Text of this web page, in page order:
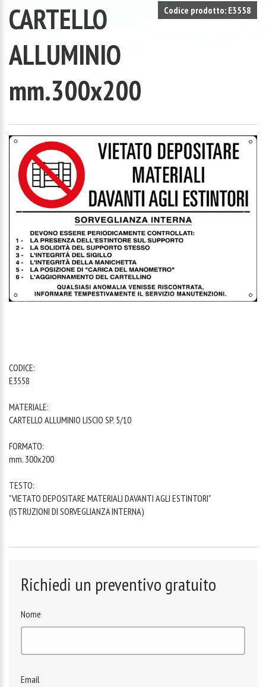
Codice prodotto: E3558
CARTELLO
ALLUMINIO
mm.300x200
1/1
CODICE:
E3558
MATERIALE:
CARTELLO ALLUMINIO LISCIO SP. 5/10
FORMATO:
mm. 300x200
TESTO:
"VIETATO DEPOSITARE MATERIALI DAVANTI AGLI ESTINTORI"
(ISTRUZIONI DI SORVEGLIANZA INTERNA)
Richiedi un preventivo gratuito
Nome
Email